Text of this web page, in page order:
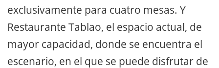
exclusivamente para cuatro mesas. Y
Restaurante Tablao, el espacio actual, de
mayor capacidad, donde se encuentra el
escenario, en el que se puede disfrutar de